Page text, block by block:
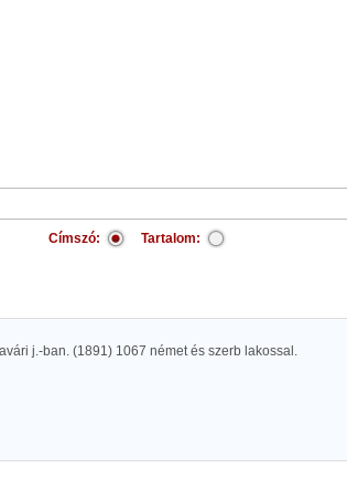
Címszó: Tartalom:
j.-ban. (1891) 1067 német és szerb lakossal.